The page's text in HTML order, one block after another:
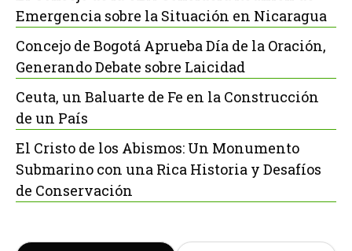
Emergencia sobre la Situación en Nicaragua
Concejo de Bogotá Aprueba Día de la Oración,
Generando Debate sobre Laicidad
Ceuta, un Baluarte de Fe en la Construcción
de un País
El Cristo de los Abismos: Un Monumento
Submarino con una Rica Historia y Desafíos
de Conservación